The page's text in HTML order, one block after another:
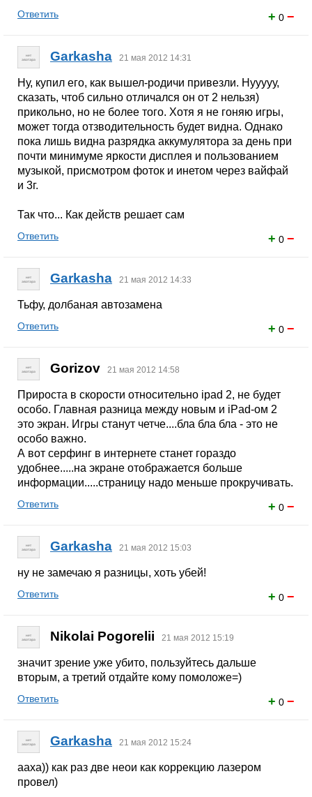
+ 0 −
Ответить
Garkasha 21 мая 2012 14:31
Ну, купил его, как вышел-родичи привезли. Нууууу,
сказать, чтоб сильно отличался он от 2 нельзя)
прикольно, но не более того. Хотя я не гоняю игры,
может тогда отзводительность будет видна. Однако
пока лишь видна разрядка аккумулятора за день при
почти минимуме яркости дисплея и пользованием
музыкой, присмотром фоток и инетом через вайфай
и 3г.
Так что... Как действ решает сам
+ 0 −
Ответить
Garkasha 21 мая 2012 14:33
Тьфу, долбаная автозамена
+ 0 −
Ответить
Gorizov 21 мая 2012 14:58
Прироста в скорости относительно ipad 2, не будет
особо. Главная разница между новым и iPad-ом 2
это экран. Игры станут четче....бла бла бла - это не
особо важно.
А вот серфинг в интернете станет гораздо
удобнее.....на экране отображается больше
информации.....страницу надо меньше прокручивать.
+ 0 −
Ответить
Garkasha 21 мая 2012 15:03
ну не замечаю я разницы, хоть убей!
+ 0 −
Ответить
Nikolai Pogorelii 21 мая 2012 15:19
значит зрение уже убито, пользуйтесь дальше
вторым, а третий отдайте кому помоложе=)
+ 0 −
Ответить
Garkasha 21 мая 2012 15:24
ааха)) как раз две неои как коррекцию лазером
провел)